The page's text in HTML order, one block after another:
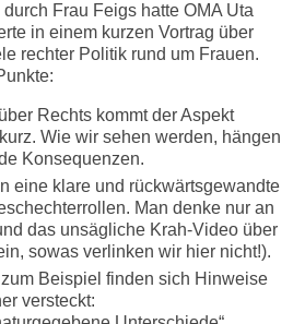
Frau Feigs hatte OMA Uta
in einem kurzen Vortrag über
rechter Politik rund um Frauen.
Rechts kommt der Aspekt
Wie wir sehen werden, hängen
Konsequenzen.
eine klare und rückwärtsgewandte
Man denke nur an
das unsägliche Krah-Video über
sowas verlinken wir hier nicht!).
zum Beispiel finden sich Hinweise
versteckt: